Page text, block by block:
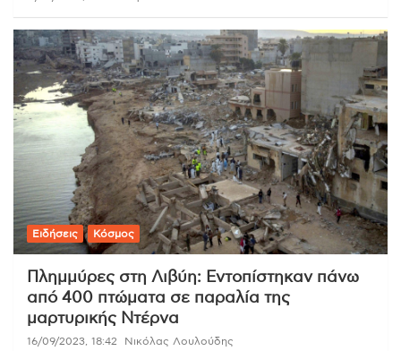
Ειδήσεις Κόσμος
Πλημμύρες στη Λιβύη: Εντοπίστηκαν πάνω
από 400 πτώματα σε παραλία της
μαρτυρικής Ντέρνα
16/09/2023, 18:42 Νικόλας Λουλούδης